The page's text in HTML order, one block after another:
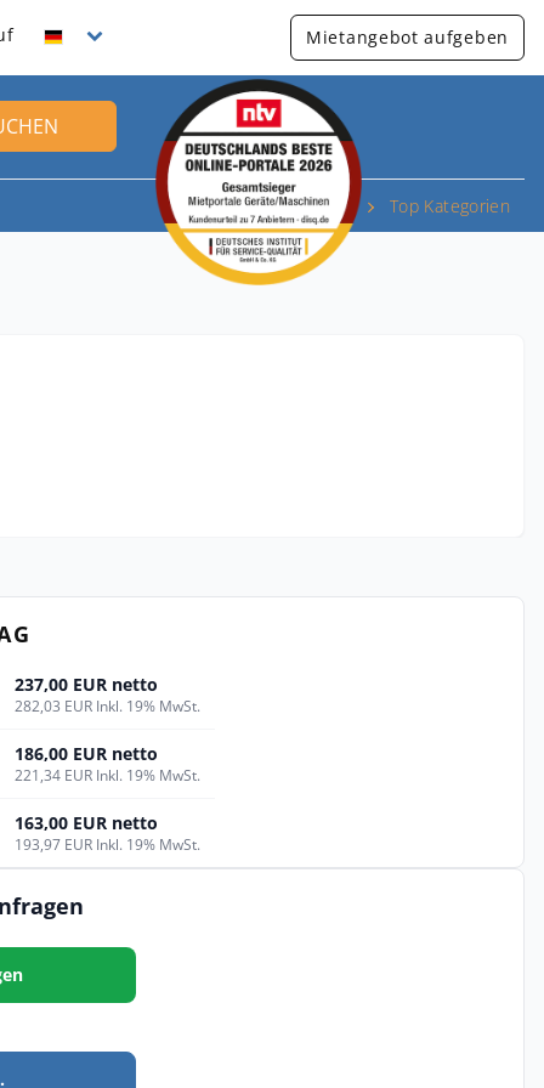
Mietangebot aufgeben
Top Kategorien
237,00 EUR netto
282,03 EUR Inkl. 19% MwSt.
186,00 EUR netto
221,34 EUR Inkl. 19% MwSt.
163,00 EUR netto
193,97 EUR Inkl. 19% MwSt.